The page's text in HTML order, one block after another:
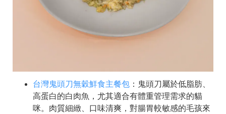
台灣鬼頭刀無穀鮮食主餐包 ：鬼頭刀屬於低脂肪、
高蛋白的白肉魚，尤其適合有體重管理需求的貓
咪。肉質細緻、口味清爽，對腸胃較敏感的毛孩來